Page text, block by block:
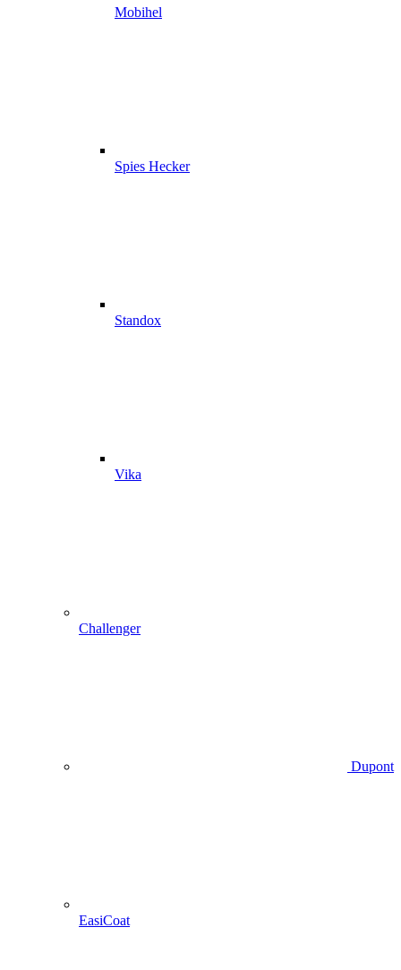
Mobihel
Spies Hecker
Standox
Vika
Challenger
Dupont
EasiCoat